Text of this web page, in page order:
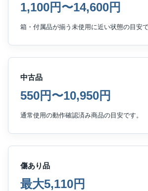
1,100円〜14,600円
箱・付属品が揃う未使用に近い状態の目安で
中古品
550円〜10,950円
通常使用の動作確認済み商品の目安です。
傷あり品
最大5,110円